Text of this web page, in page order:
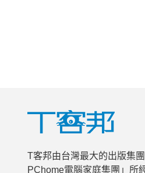
T客邦由台灣最大的出版集
PChome電腦家庭集團」所